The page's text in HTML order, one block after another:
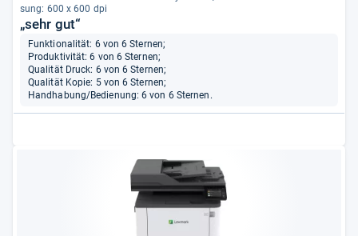
sung: 600 x 600 dpi
„sehr gut“
Funktionalität: 6 von 6 Sternen;
Produktivität: 6 von 6 Sternen;
Qualität Druck: 6 von 6 Sternen;
Qualität Kopie: 5 von 6 Sternen;
Handhabung/Bedienung: 6 von 6 Sternen.